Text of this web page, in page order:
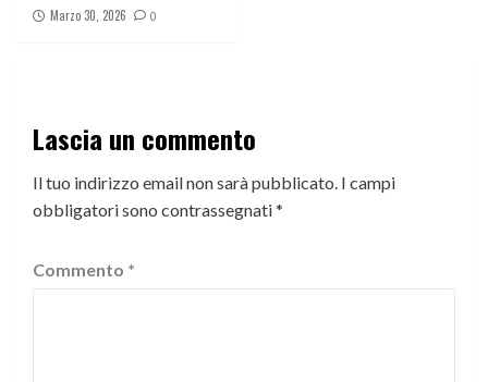
Marzo 30, 2026 0
Lascia un commento
Il tuo indirizzo email non sarà pubblicato. I campi
obbligatori sono contrassegnati*
Commento *